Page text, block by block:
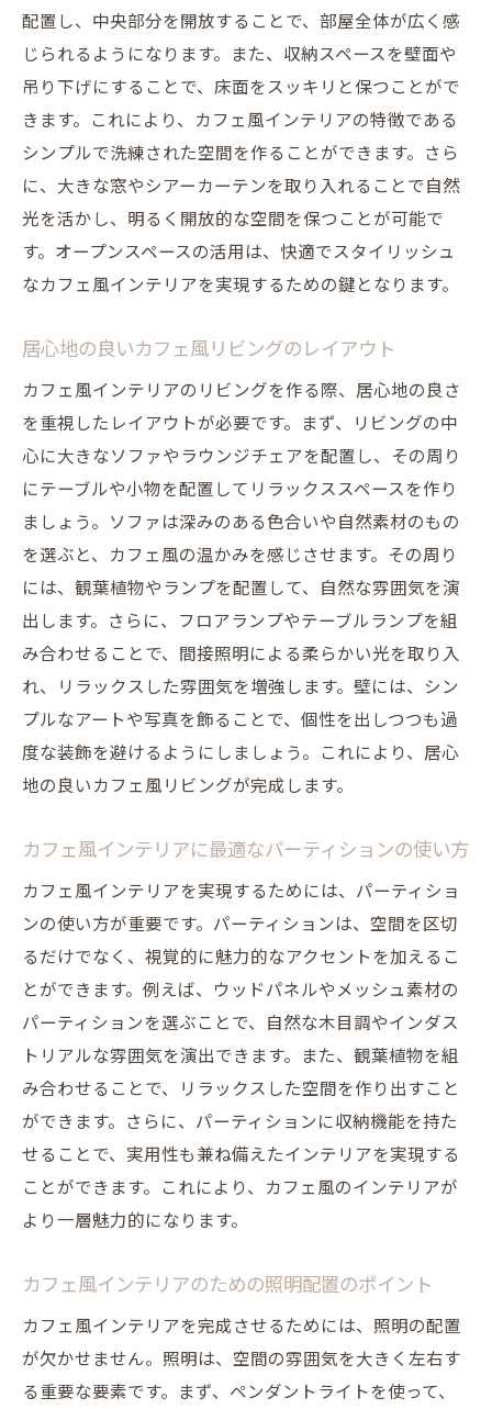
配置し、中央部分を開放することで、部屋全体が広く感
じられるようになります。また、収納スペースを壁面や
吊り下げにすることで、床面をスッキリと保つことがで
きます。これにより、カフェ風インテリアの特徴である
シンプルで洗練された空間を作ることができます。さら
に、大きな窓やシアーカーテンを取り入れることで自然
光を活かし、明るく開放的な空間を保つことが可能で
す。オープンスペースの活用は、快適でスタイリッシュ
なカフェ風インテリアを実現するための鍵となります。
居心地の良いカフェ風リビングのレイアウト
カフェ風インテリアのリビングを作る際、居心地の良さ
を重視したレイアウトが必要です。まず、リビングの中
心に大きなソファやラウンジチェアを配置し、その周り
にテーブルや小物を配置してリラックススペースを作り
ましょう。ソファは深みのある色合いや自然素材のもの
を選ぶと、カフェ風の温かみを感じさせます。その周り
には、観葉植物やランプを配置して、自然な雰囲気を演
出します。さらに、フロアランプやテーブルランプを組
み合わせることで、間接照明による柔らかい光を取り入
れ、リラックスした雰囲気を増強します。壁には、シン
プルなアートや写真を飾ることで、個性を出しつつも過
度な装飾を避けるようにしましょう。これにより、居心
地の良いカフェ風リビングが完成します。
カフェ風インテリアに最適なパーティションの使い方
カフェ風インテリアを実現するためには、パーティショ
ンの使い方が重要です。パーティションは、空間を区切
るだけでなく、視覚的に魅力的なアクセントを加えるこ
とができます。例えば、ウッドパネルやメッシュ素材の
パーティションを選ぶことで、自然な木目調やインダス
トリアルな雰囲気を演出できます。また、観葉植物を組
み合わせることで、リラックスした空間を作り出すこと
ができます。さらに、パーティションに収納機能を持た
せることで、実用性も兼ね備えたインテリアを実現する
ことができます。これにより、カフェ風のインテリアが
より一層魅力的になります。
カフェ風インテリアのための照明配置のポイント
カフェ風インテリアを完成させるためには、照明の配置
が欠かせません。照明は、空間の雰囲気を大きく左右す
る重要な要素です。まず、ペンダントライトを使って、